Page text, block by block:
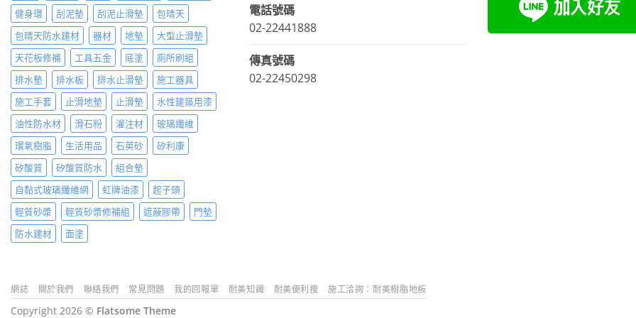
健身環
刮泥墊 刮泥止滑墊
包晴天
包晴天防水建材
器材 地墊
大型止滑墊
天花板修補
工具五金 底塗
廁所刷組
排水墊
排水板 排水止滑墊
施工器具
施工手套
止滑地墊 止滑墊
水性建築用漆
油性防水材
滑石粉 灌注材
玻璃纖維
環氧樹脂
生活用品 石英砂
矽利康
矽酸質
矽酸質防水
組合墊
自黏式玻璃纖維網
虹牌油漆
起子頭
輕質砂漿
輕質砂漿修補組 遮蔽膠帶
門墊
防水建材
面塗
電話號碼
02-22441888
傳真號碼
02-22450298
網誌 關於我們 聯絡我們 常見問題 我的回報單 耐美知識 耐美便利搜 施工洽詢：耐美樹脂地板
Copyright 2026 © Flatsome Theme